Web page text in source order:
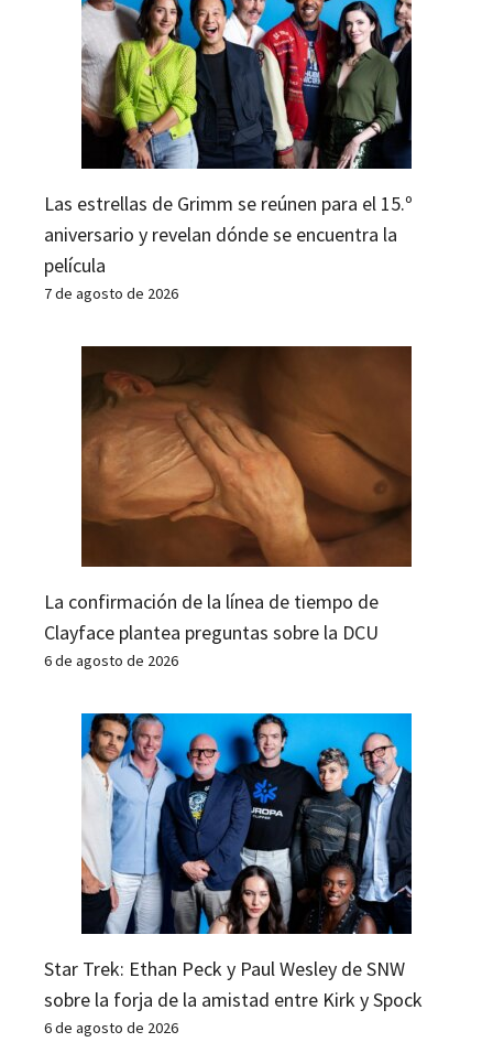
Las estrellas de Grimm se reúnen para el 15.º
aniversario y revelan dónde se encuentra la
película
7 de agosto de 2026
La confirmación de la línea de tiempo de
Clayface plantea preguntas sobre la DCU
6 de agosto de 2026
Star Trek: Ethan Peck y Paul Wesley de SNW
sobre la forja de la amistad entre Kirk y Spock
6 de agosto de 2026